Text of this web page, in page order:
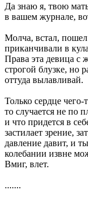
Да знаю я, твою
в вашем журнале,
Молча, встал,
приканчивали в
Права эта девица с
строгой блузке, но
оттуда вылавливай.
Только сердце чего-
то случается не по
и что придется в
застилает зрение,
давление давит, и
колебании извне
Вмиг, влет.
.......